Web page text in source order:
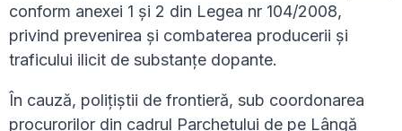
conform anexei 1 și 2 din Legea nr 104/2008,
privind prevenirea și combaterea producerii și
traficului ilicit de substanțe dopante.
În cauză, polițiștii de frontieră, sub coordonarea
procurorilor din cadrul Parchetului de pe Lângă